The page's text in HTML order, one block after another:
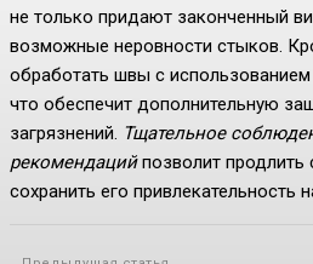
не только придают законченный
возможные неровности стыков.
обработать швы с
что обеспечит дополнительную
загрязнений. Тщательное
рекомендацийпозволит продлить
сохранить его привлекательность